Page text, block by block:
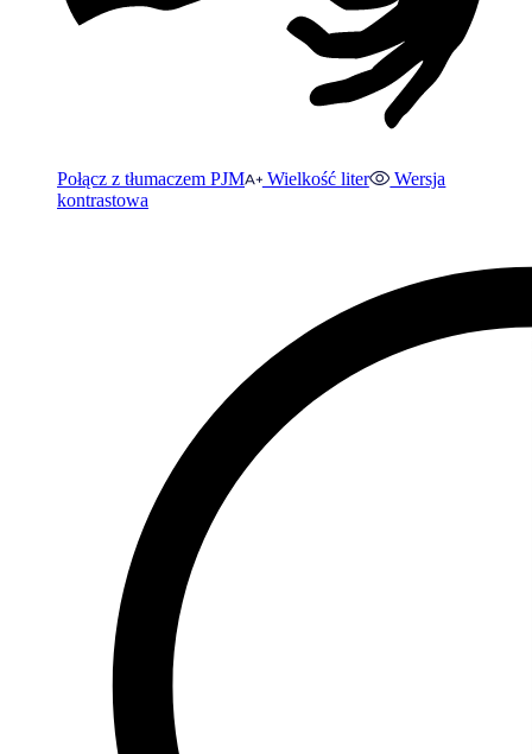
Połącz z tłumaczem PJM Wielkość liter
Wersja
kontrastowa